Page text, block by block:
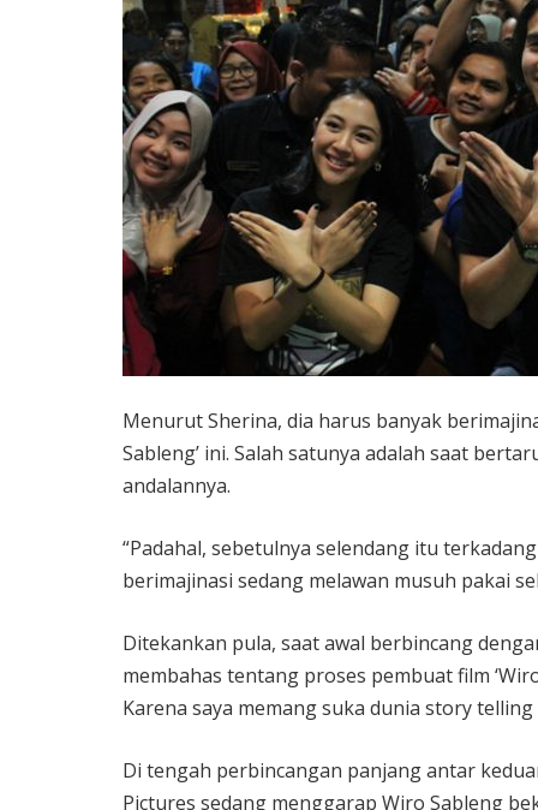
Menurut Sherina, dia harus banyak
Sableng’ ini. Salah satunya adalah saat
andalannya.
“Padahal, sebetulnya selendang itu
berimajinasi sedang melawan musuh pakai
Ditekankan pula, saat awal berbincang
membahas tentang proses pembuat film
Karena saya memang suka dunia story
Di tengah perbincangan panjang antar
Pictures sedang menggarap Wiro Sableng